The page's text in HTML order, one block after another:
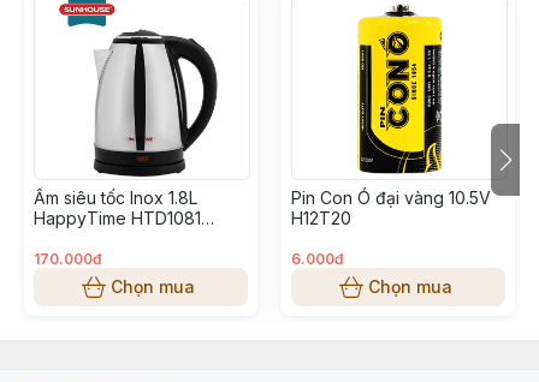
Ấm siêu tốc Inox 1.8L
HappyTime HTD1081
170.000đ
Chọn mua
Pin Con Ó đại vàng 10.5V
H12T20
6.000đ
Chọn mua